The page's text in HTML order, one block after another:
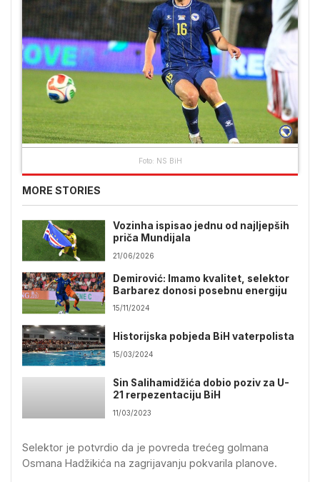
Foto: NS BiH
MORE STORIES
Vozinha ispisao jednu od najljepših
priča Mundijala
21/06/2026
Demirović: Imamo kvalitet, selektor
Barbarez donosi posebnu energiju
15/11/2024
Historijska pobjeda BiH vaterpolista
15/03/2024
Sin Salihamidžića dobio poziv za U-
21 rerpezentaciju BiH
11/03/2023
Selektor je potvrdio da je povreda trećeg golmana
Osmana Hadžikića na zagrijavanju pokvarila planove.